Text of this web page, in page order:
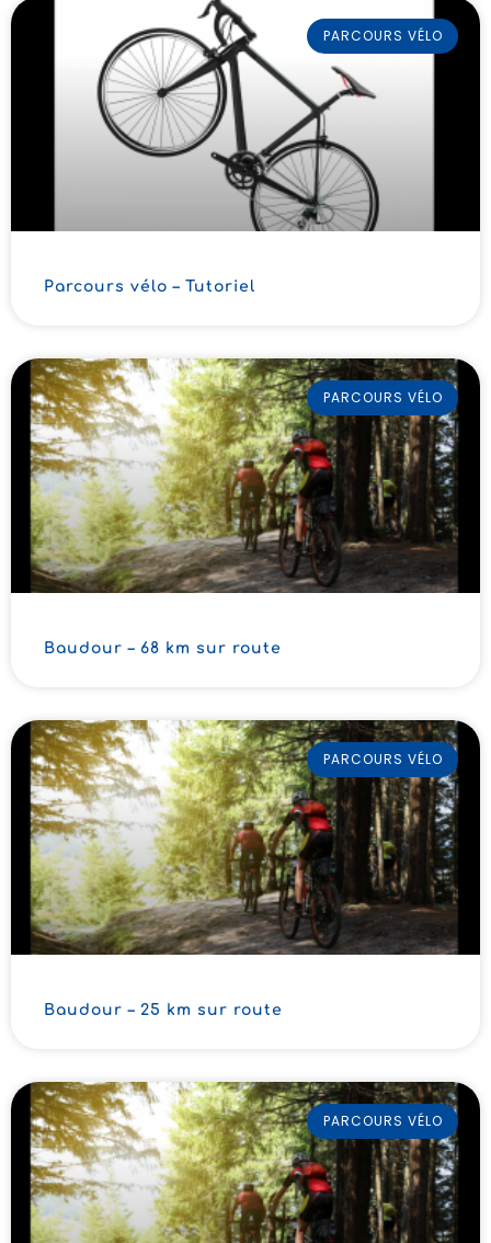
PARCOURS VÉLO
Parcours vélo – Tutoriel
PARCOURS VÉLO
Baudour – 68 km sur route
PARCOURS VÉLO
Baudour – 25 km sur route
PARCOURS VÉLO